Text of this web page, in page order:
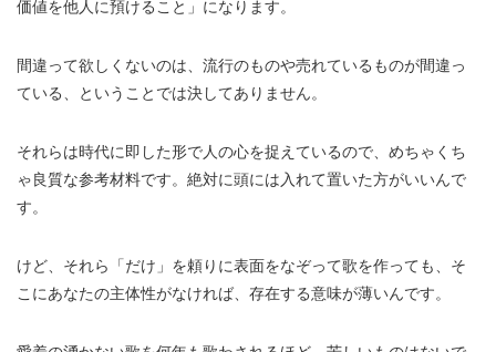
価値を他人に預けること」になります。
間違って欲しくないのは、流行のものや売れているものが間違っ
ている、ということでは決してありません。
それらは時代に即した形で人の心を捉えているので、めちゃくち
ゃ良質な参考材料です。絶対に頭には入れて置いた方がいいんで
す。
けど、それら「だけ」を頼りに表面をなぞって歌を作っても、そ
こにあなたの主体性がなければ、存在する意味が薄いんです。